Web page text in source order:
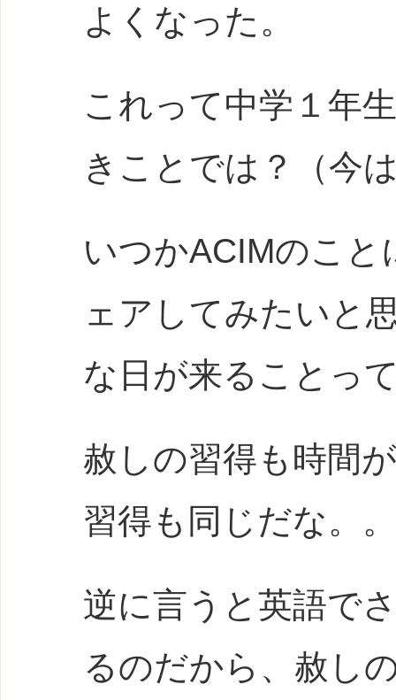
よくなった。
これって中学１年
きことでは？（今
いつかACIMのこと
ェアしてみたいと
な日が来ることっ
赦しの習得も時間
習得も同じだな。。
逆に言うと英語で
るのだから、赦し